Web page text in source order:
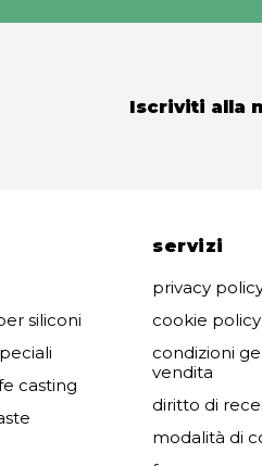
Iscriviti alla
siliconi
casting
servizi
privacy
cookie policy
condizioni
vendita
diritto di
modalità di